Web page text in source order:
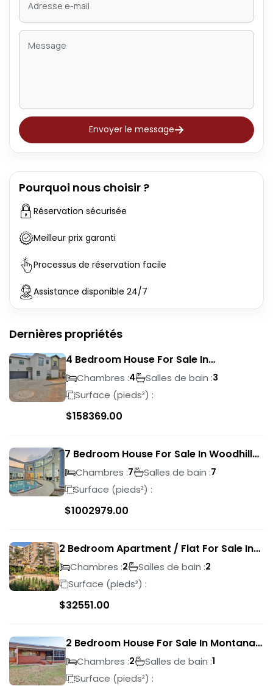
Envoyer le message
Pourquoi nous choisir ?
Réservation sécurisée
Meilleur prix garanti
Processus de réservation facile
Assistance disponible 24/7
Dernières propriétés
4 Bedroom House For Sale In
Magalieskruin
Chambres :4 Salles de bain :3
Surface (pieds²) :
$158369.00
7 Bedroom House For Sale In Woodhill
Golf Estate
Chambres :7 Salles de bain :7
Surface (pieds²) :
$1002979.00
2 Bedroom Apartment / Flat For Sale In
Pretoria Central
Chambres :2 Salles de bain :2
Surface (pieds²) :
$32551.00
2 Bedroom House For Sale In Montana
ParkChambres :2 Salles de bain :1
Surface (pieds²) :